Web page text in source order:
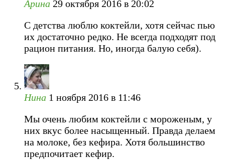
Арина 29 октября 2016 в 20:02
С детства люблю коктейли, хотя сейчас пью
их достаточно редко. Не всегда подходят под
рацион питания. Но, иногда балую себя).
Нина 1 ноября 2016 в 11:46
Мы очень любим коктейли с мороженым, у
них вкус более насыщенный. Правда делаем
на молоке, без кефира. Хотя большинство
предпочитает кефир.